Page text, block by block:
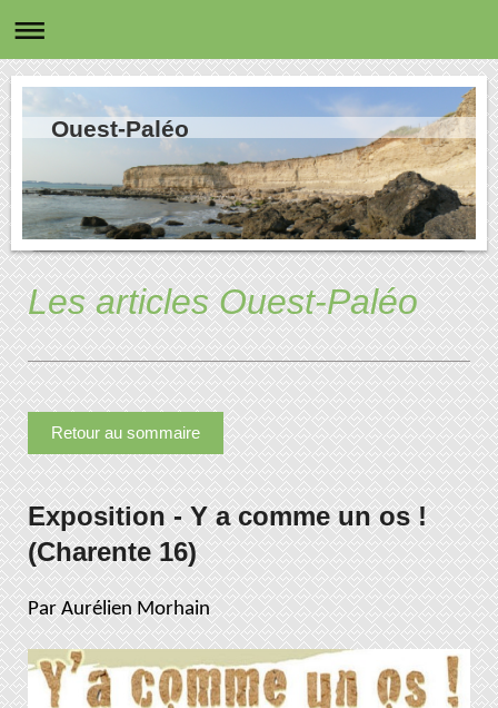
Ouest-Paléo
Les articles Ouest-Paléo
Retour au sommaire
Exposition - Y a comme un os !
(Charente 16)
Par Aurélien Morhain